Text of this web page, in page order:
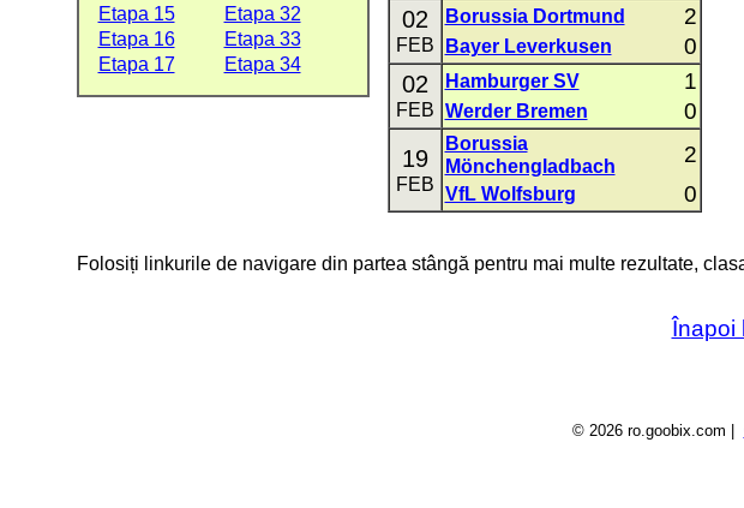
Etapa 15
Etapa 32
Etapa 16
Etapa 33
Etapa 17
Etapa 34
02
FEB
Borussia Dortmund 2
Bayer Leverkusen 0
02
FEB
Hamburger SV 1
Werder Bremen 0
19
FEB
Borussia
Mönchengladbach
2
VfL Wolfsburg 0
Folosiți linkurile de navigare din partea stângă pentru mai multe rezultate,
Înapoi
© 2026 ro.goobix.com |